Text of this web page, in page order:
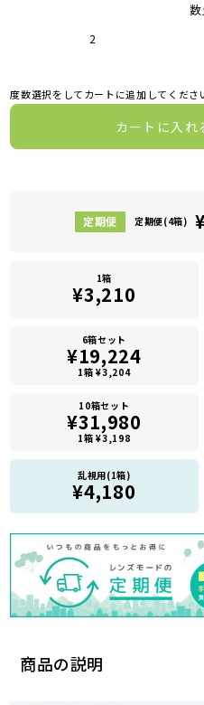
商品の説明
2
度数選択をしてカートに追加してくださ
カートに入れ
定期便(4箱)
1箱
¥3,210
6箱セット
¥19,224
1箱 ¥3,204
10箱セット
¥31,980
1箱 ¥3,198
乱視用(1箱)
¥4,180